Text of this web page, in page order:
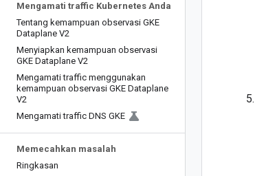
Mengamati traffic Kubernetes Anda
Tentang kemampuan observasi GKE
Dataplane V2
Menyiapkan kemampuan observasi
GKE Dataplane V2
Mengamati traffic menggunakan
kemampuan observasi GKE Dataplane
V2
Mengamati traffic DNS GKE
Memecahkan masalah
Ringkasan